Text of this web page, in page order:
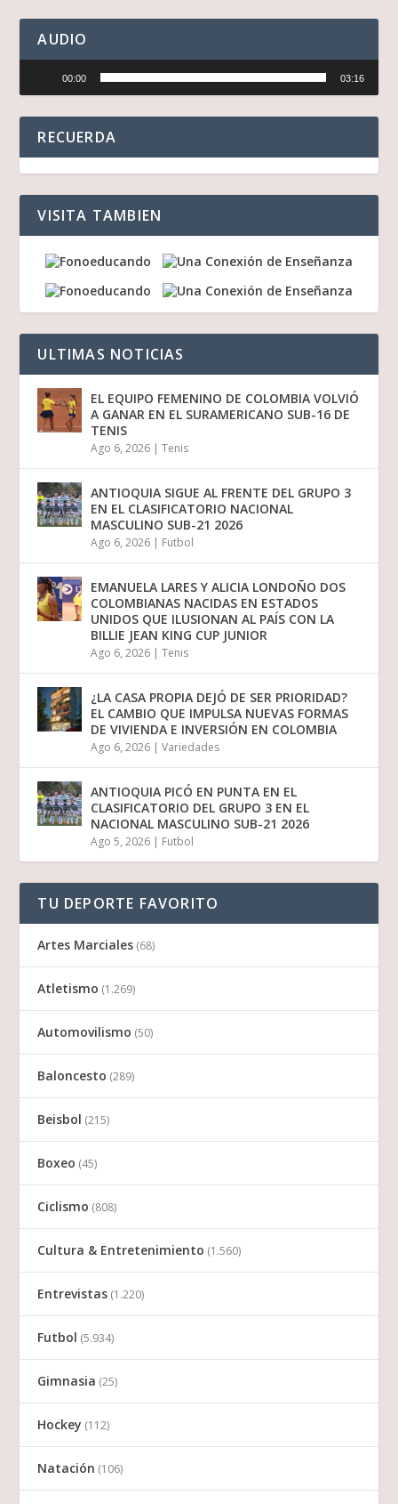
AUDIO
audio
00:00 03:16
RECUERDA
VISITA TAMBIEN
ULTIMAS NOTICIAS
EL EQUIPO FEMENINO DE COLOMBIA VOLVIÓ
A GANAR EN EL SURAMERICANO SUB-16 DE
TENIS
Ago 6, 2026 |Tenis
ANTIOQUIA SIGUE AL FRENTE DEL GRUPO 3
EN EL CLASIFICATORIO NACIONAL
MASCULINO SUB-21 2026
Ago 6, 2026 | Futbol
EMANUELA LARES Y ALICIA LONDOÑO DOS
COLOMBIANAS NACIDAS EN ESTADOS
UNIDOS QUE ILUSIONAN AL PAÍS CON LA
BILLIE JEAN KING CUP JUNIOR
Ago 6, 2026 |Tenis
¿LA CASA PROPIA DEJÓ DE SER PRIORIDAD?
EL CAMBIO QUE IMPULSA NUEVAS FORMAS
DE VIVIENDA E INVERSIÓN EN COLOMBIA
Ago 6, 2026 |Variedades
ANTIOQUIA PICÓ EN PUNTA EN EL
CLASIFICATORIO DEL GRUPO 3 EN EL
NACIONAL MASCULINO SUB-21 2026
Ago 5, 2026 | Futbol
TU DEPORTE FAVORITO
Artes Marciales (68)
Atletismo (1.269)
Automovilismo (50)
Baloncesto (289)
Beisbol (215)
Boxeo (45)
Ciclismo (808)
Cultura & Entretenimiento (1.560)
Entrevistas (1.220)
Futbol (5.934)
Gimnasia (25)
Hockey (112)
Natación (106)